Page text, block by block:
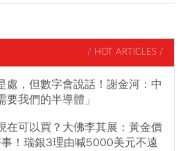
/ HOT ARTICLES /
處，但數字會說話！謝金河：中
我們的半導體」
在可以買？大佛李其展：黃金價
！瑞銀3理由喊5000美元不遠